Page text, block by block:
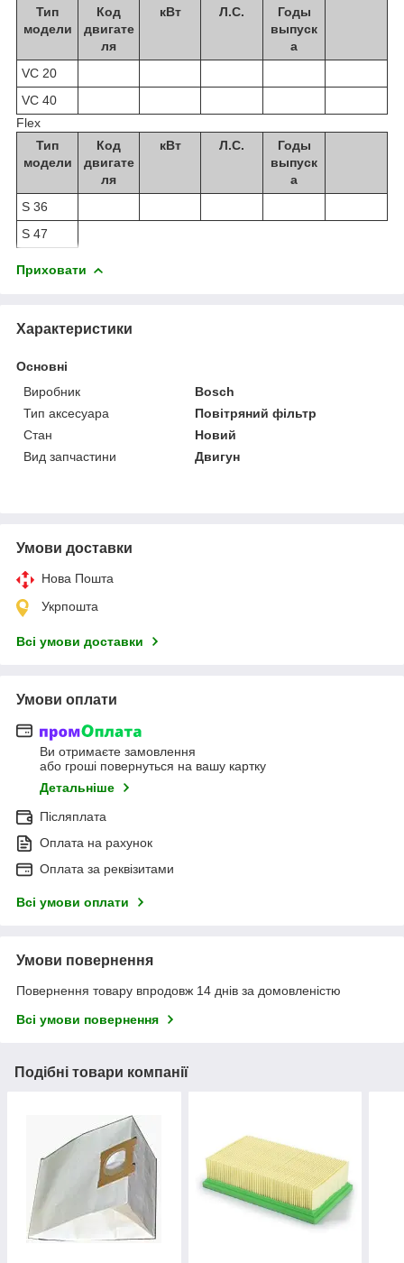
Тип
модели
Код
двигате
ля
кВт Л.С.
Годы
выпуск
а
VC 20
VC 40
Flex
Тип
модели
Код
двигате
ля
кВт Л.С.
Годы
выпуск
а
S 36
S 47
Приховати
Характеристики
Основні
Виробник
Bosch
Тип аксесуара
Повітряний фільтр
Стан
Новий
Вид запчастини
Двигун
Умови доставки
Нова Пошта
Укрпошта
Всі умови доставки
Умови оплати
Ви отримаєте замовлення
або гроші повернуться на вашу картку
Детальніше
Післяплата
Оплата на рахунок
Оплата за реквізитами
Всі умови оплати
Умови повернення
Повернення товару впродовж 14 днів за домовленістю
Всі умови повернення
Подібні товари компанії